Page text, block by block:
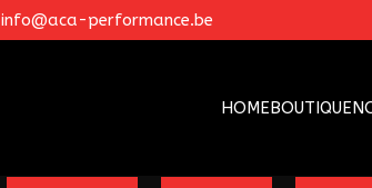
info@aca-performance.be
HOMEBOUTIQUE